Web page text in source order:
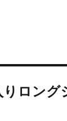
ロング